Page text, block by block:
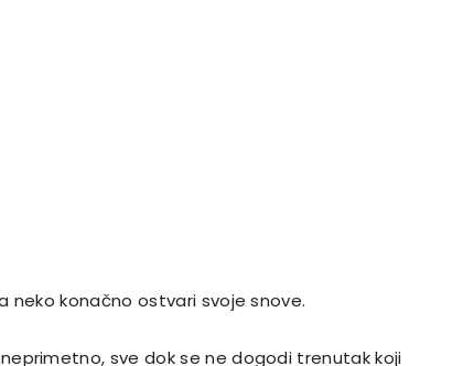
neko konačno ostvari svoje snove.
sve dok se ne dogodi trenutak koji